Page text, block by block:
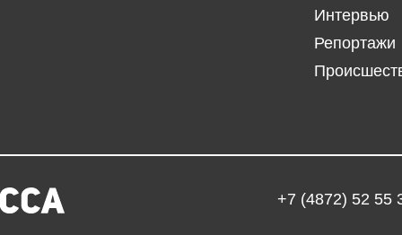
Интервью
Репортажи
+7 (4872) 52 55